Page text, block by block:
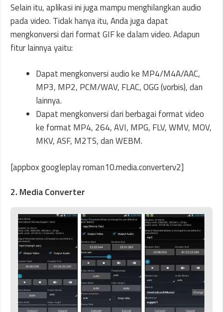
Selain itu, aplikasi ini juga mampu menghilangkan audio
pada video. Tidak hanya itu, Anda juga dapat
mengkonversi dari format GIF ke dalam video. Adapun
fitur lainnya yaitu:
Dapat mengkonversi audio ke MP4/M4A/AAC,
MP3, MP2, PCM/WAV, FLAC, OGG (vorbis), dan
lainnya.
Dapat mengkonversi dari berbagai format video
ke format MP4, 264, AVI, MPG, FLV, WMV, MOV,
MKV, ASF, M2TS, dan WEBM.
[appbox googleplay roman10.media.converterv2]
2. Media Converter